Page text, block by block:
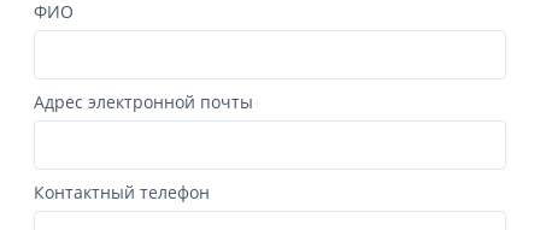
ФИО
Адрес электронной почты
Контактный телефон